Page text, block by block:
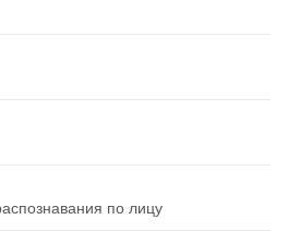
по лицу